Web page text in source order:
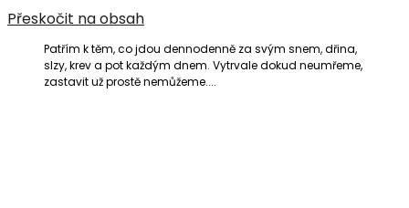
Přeskočit na obsah
Patřím k těm, co jdou dennodenně za svým snem, dřina,
slzy, krev a pot každým dnem. Vytrvale dokud neumřeme,
zastavit už prostě nemůžeme....